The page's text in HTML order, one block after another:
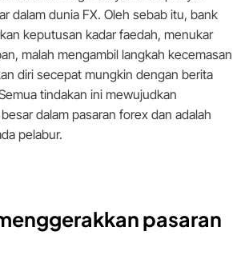
dalam dunia FX. Oleh sebab itu, bank
keputusan kadar faedah, menukar
malah mengambil langkah kecemasan
diri secepat mungkin dengan berita
tindakan ini mewujudkan
dalam pasaran forex dan adalah
pelabur.
pasaran